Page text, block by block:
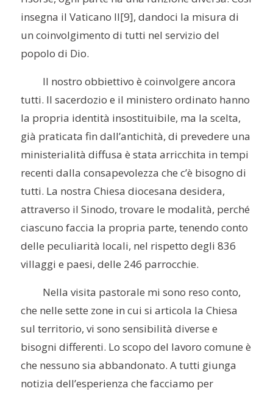
insegna il Vaticano II[9], dandoci la misura di
un coinvolgimento di tutti nel servizio del
popolo di Dio.
Il nostro obbiettivo è coinvolgere ancora
tutti. Il sacerdozio e il ministero ordinato hanno
la propria identità insostituibile, ma la scelta,
già praticata fin dall’antichità, di prevedere una
ministerialità diffusa è stata arricchita in tempi
recenti dalla consapevolezza che c’è bisogno di
tutti. La nostra Chiesa diocesana desidera,
attraverso il Sinodo, trovare le modalità, perché
ciascuno faccia la propria parte, tenendo conto
delle peculiarità locali, nel rispetto degli 836
villaggi e paesi, delle 246 parrocchie.
Nella visita pastorale mi sono reso conto,
che nelle sette zone in cui si articola la Chiesa
sul territorio, vi sono sensibilità diverse e
bisogni differenti. Lo scopo del lavoro comune è
che nessuno sia abbandonato. A tutti giunga
notizia dell’esperienza che facciamo per